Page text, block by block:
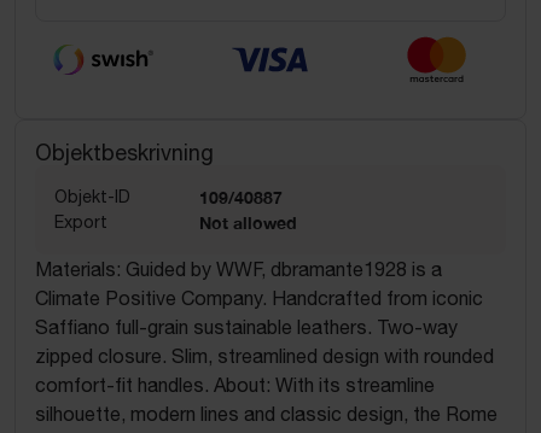
Objektbeskrivning
Objekt-ID 109/40887
Export Not allowed
Materials: Guided by WWF, dbramante1928 is a
Climate Positive Company. Handcrafted from iconic
Saffiano full-grain sustainable leathers. Two-way
zipped closure. Slim, streamlined design with rounded
comfort-fit handles. About: With its streamline
silhouette, modern lines and classic design, the Rome